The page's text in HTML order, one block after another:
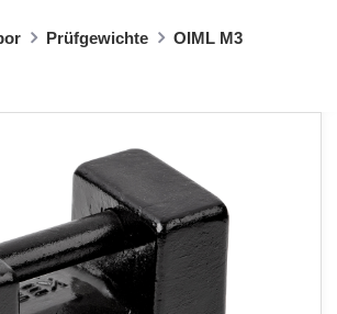
Prüfgewichte OIML M3